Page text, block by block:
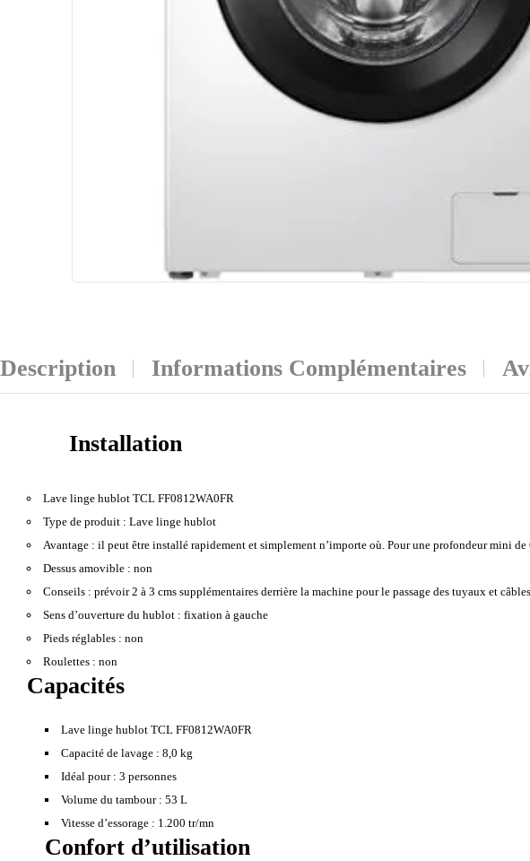
Description Informations Complémentaires
Installation
Lave linge hublot TCL FF0812WA0FR
Type de produit : Lave linge hublot
Avantage : il peut être installé rapidement et simplement n’importe où. Pour une profondeur mini
Dessus amovible : non
Conseils : prévoir 2 à 3 cms supplémentaires derrière la machine pour le passage des tuyaux et câbles
Sens d’ouverture du hublot : fixation à gauche
Pieds réglables : non
Roulettes : non
Capacités
Lave linge hublot TCL FF0812WA0FR
Capacité de lavage : 8,0 kg
Idéal pour : 3 personnes
Volume du tambour : 53 L
Vitesse d’essorage : 1.200 tr/mn
Confort d’utilisation